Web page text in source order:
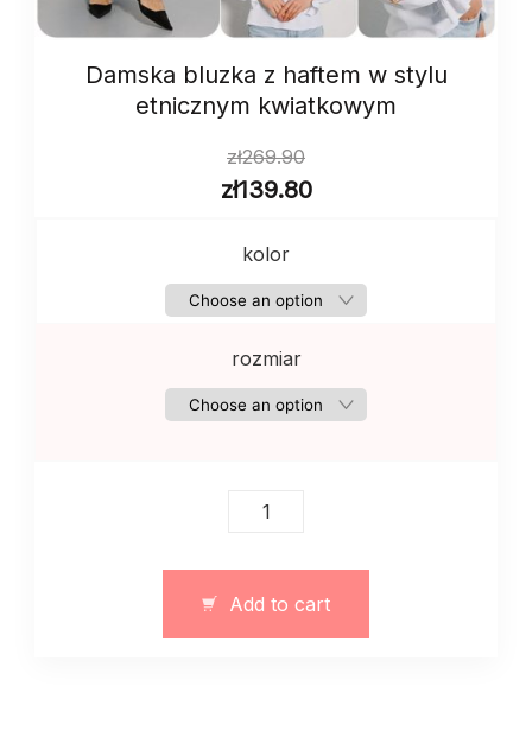
Damska bluzka z haftem w stylu
etnicznym kwiatkowym
zł269.90
zł139.80
kolor
rozmiar
Damska
w
stylu
Add to cart